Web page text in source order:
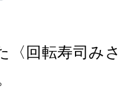
〈回転寿司みさ